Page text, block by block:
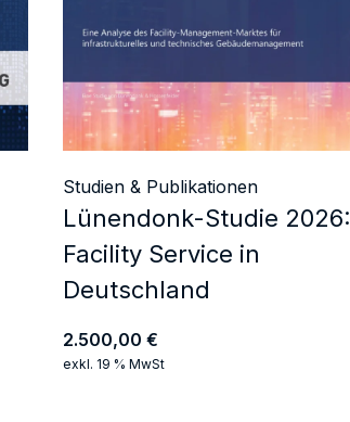
Studien & Publikationen
Lünendonk-Studie 2026:
Facility Service in
Deutschland
2.500,00€
exkl. 19 % MwSt